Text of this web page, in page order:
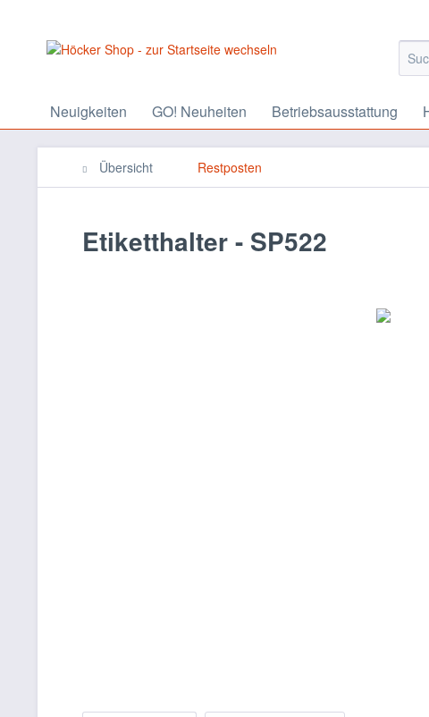
Neuigkeiten GO! Neuheiten Betriebsausstattung
Übersicht Restposten
Etiketthalter - SP522